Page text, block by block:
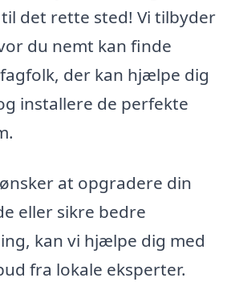
det rette sted! Vi tilbyder
du nemt kan finde
der kan hjælpe dig
installere de perfekte
at opgradere din
eller sikre bedre
kan vi hjælpe dig med
fra lokale eksperter.